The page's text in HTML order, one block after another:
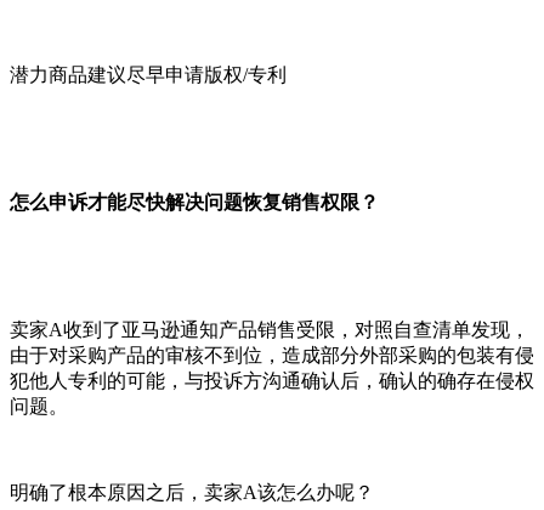
潜力商品建议尽早申请版权/专利
怎么申诉才能尽快解决问题恢复销售权限？
卖家A收到了亚马逊通知产品销售受限，对照自查清单发现，
由于对采购产品的审核不到位，造成部分外部采购的包装有侵
犯他人专利的可能，与投诉方沟通确认后，确认的确存在侵权
问题。
明确了根本原因之后，卖家A该怎么办呢？